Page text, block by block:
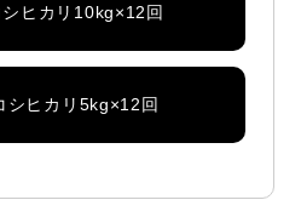
ヒカリ10kg×12回
シヒカリ5kg×12回